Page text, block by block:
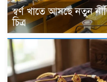
স্বর্ণ খাতে আসছে নতুন
চিত্র